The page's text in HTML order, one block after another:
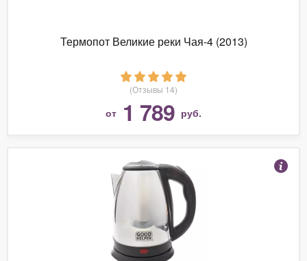
Термопот Великие реки Чая-4 (2013)
(Отзывы 14)
от 1 789 руб.